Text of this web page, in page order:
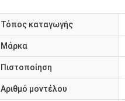
Τόπος καταγωγής
Μάρκα
Πιστοποίηση
Αριθμό μοντέλου